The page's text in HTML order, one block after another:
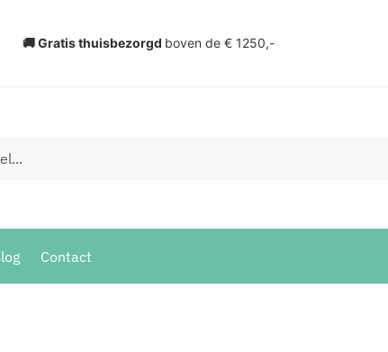
🚚 Gratis thuisbezorgd boven de € 1250,-
Contact